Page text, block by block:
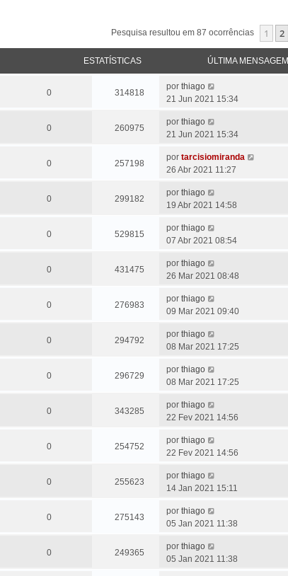
Pesquisa resultou em 87 ocorrências 1 2
ESTATÍSTICAS ÚLTIMA MENSAGEM
0 314818
por thiago
21 Jun 2021 15:34
0 260975
por thiago
21 Jun 2021 15:34
0 257198
por tarcisiomiranda
26 Abr 2021 11:27
0 299182
por thiago
19 Abr 2021 14:58
0 529815
por thiago
07 Abr 2021 08:54
0 431475
por thiago
26 Mar 2021 08:48
0 276983
por thiago
09 Mar 2021 09:40
0 294792
por thiago
08 Mar 2021 17:25
0 296729
por thiago
08 Mar 2021 17:25
0 343285
por thiago
22 Fev 2021 14:56
0 254752
por thiago
22 Fev 2021 14:56
0 255623
por thiago
14 Jan 2021 15:11
0 275143
por thiago
05 Jan 2021 11:38
0 249365
por thiago
05 Jan 2021 11:38